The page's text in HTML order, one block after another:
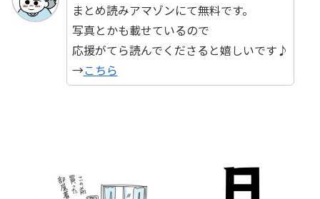
まとめ読みアマゾンにて無料です。
写真とかも載せているので
応援がてら読んでくださると嬉しいです♪
→こちら